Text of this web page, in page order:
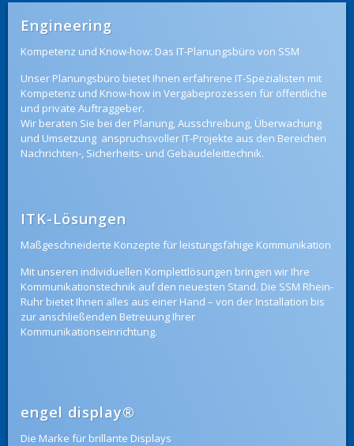
Engineering
Kompetenz und Know-how: Das IT-Planungsbüro von SSM
Unser Planungsbüro bietet Ihnen erfahrene IT-Spezialisten mit
Kompetenz und Know-how in Vergabeprozessen für öffentliche
und private Auftraggeber.
Wir beraten Sie bei der Planung, Ausschreibung, Überwachung
und Umsetzung anspruchsvoller IT-Projekte aus den Bereichen
Nachrichten-, Sicherheits- und Gebäudeleittechnik.
ITK-Lösungen
Maßgeschneiderte Konzepte für leistungsfähige Kommunikation
Mit unseren individuellen Komplettlösungen bringen wir Ihre
Kommunikationstechnik auf den neuesten Stand. Die SSM Rhein-
Ruhr bietet Ihnen alles aus einer Hand – von der Installation bis
zur anschließenden Betreuung Ihrer
Kommunikationseinrichtung.
engel display®
Die Marke für brillante Displays